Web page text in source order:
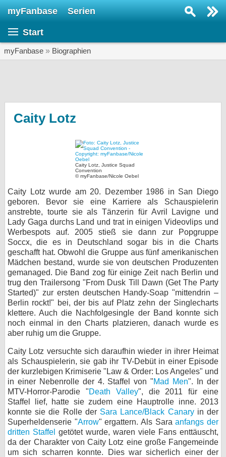
myFanbase Serien
Start
myFanbase » Biographien
Caity Lotz
Caity Lotz, Justice Squad
Convention
© myFanbase/Nicole Oebel
Caity Lotz wurde am 20. Dezember 1986 in San Diego
geboren. Bevor sie eine Karriere als Schauspielerin
anstrebte, tourte sie als Tänzerin für Avril Lavigne und
Lady Gaga durchs Land und trat in einigen Videovlips und
Werbespots auf. 2005 stieß sie dann zur Popgruppe
Soccx, die es in Deutschland sogar bis in die Charts
geschafft hat. Obwohl die Gruppe aus fünf amerikanischen
Mädchen bestand, wurde sie von deutschen Produzenten
gemanaged. Die Band zog für einige Zeit nach Berlin und
trug den Trailersong "From Dusk Till Dawn (Get The Party
Started)" zur ersten deutschen Handy-Soap "mittendrin –
Berlin rockt!" bei, der bis auf Platz zehn der Singlecharts
klettere. Auch die Nachfolgesingle der Band konnte sich
noch einmal in den Charts platzieren, danach wurde es
aber ruhig um die Gruppe.
Caity Lotz versuchte sich daraufhin wieder in ihrer Heimat
als Schauspielerin, sie gab ihr TV-Debüt in einer Episode
der kurzlebigen Krimiserie "Law & Order: Los Angeles" und
in einer Nebenrolle der 4. Staffel von "Mad Men". In der
MTV-Horror-Parodie "Death Valley", die 2011 für eine
Staffel lief, hatte sie zudem eine Hauptrolle inne. 2013
konnte sie die Rolle der Sara Lance/Black Canaryin der
Superheldenserie "Arrow" ergattern. Als Saraanfangs der
dritten Staffel getötet wurde, waren viele Fans enttäuscht,
da der Charakter von Caity Lotz eine große Fangemeinde
um sich scharren konnte. Dies war sicherlich einer der
KULTUR
Specials
SERVICE
Gewinnspiele
Forum
bei X
bei Facebook
Kontakt
Nutzungsbedingungen
Cookie-Einstellungen
Impressum
Desktop-Ansicht
myFanbase